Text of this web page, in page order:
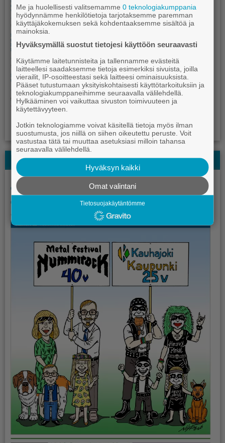
Kauhajoki-lehden Kesälehti
Me ja huolellisesti valitsemamme0 teknologiakumppania
hyödynnämme henkilötietoja tarjotaksemme paremman
käyttäjäkokemuksen sekä kohdentaaksemme sisältöä ja
mainoksia.
Hyväksymällä suostut tietojesi käyttöön seuraavasti
Käytämme laitetunnisteita ja tallennamme evästeitä
laitteellesi saadaksemme tietoja esimerkiksi sivuista, joilla
vierailit, IP-osoitteestasi sekä laitteesi ominaisuuksista.
Pääset tutustumaan yksityiskohtaisesti käyttötarkoituksiin ja
teknologiakumppaneihimme seuraavalla välilehdellä.
Hylkääminen voi vaikuttaa sivuston toimivuuteen ja
käytettävyyteen.
Jotkin teknologiamme voivat käsitellä tietoja myös ilman
suostumusta, jos niillä on siihen oikeutettu peruste. Voit
vastustaa tätä tai muuttaa asetuksiasi milloin tahansa
seuraavalla välilehdellä.
Hyväksyn kaikki
Omat valintani
Tietosuojakäytäntömme